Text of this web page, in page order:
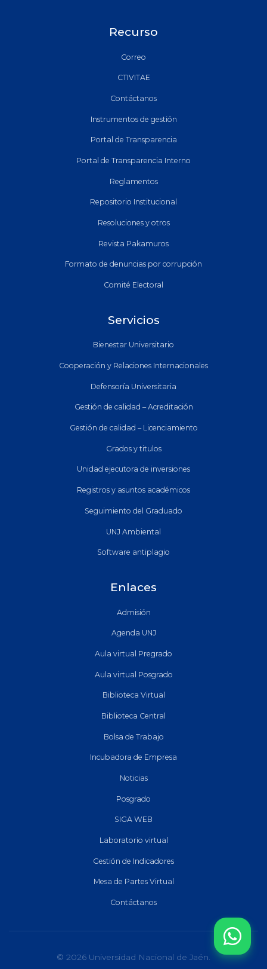
Recurso
Correo
CTIVITAE
Contáctanos
Instrumentos de gestión
Portal de Transparencia
Portal de Transparencia Interno
Reglamentos
Repositorio Institucional
Resoluciones y otros
Revista Pakamuros
Formato de denuncias por corrupción
Comité Electoral
Servicios
Bienestar Universitario
Cooperación y Relaciones Internacionales
Defensoría Universitaria
Gestión de calidad – Acreditación
Gestión de calidad – Licenciamiento
Grados y titulos
Unidad ejecutora de inversiones
Registros y asuntos académicos
Seguimiento del Graduado
UNJ Ambiental
Software antiplagio
Enlaces
Admisión
Agenda UNJ
Aula virtual Pregrado
Aula virtual Posgrado
Biblioteca Virtual
Biblioteca Central
Bolsa de Trabajo
Incubadora de Empresa
Noticias
Posgrado
SIGA WEB
Laboratorio virtual
Gestión de Indicadores
Mesa de Partes Virtual
Contáctanos
© 2026 Universidad Nacional de Jaén.